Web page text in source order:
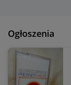
Ogłoszenia